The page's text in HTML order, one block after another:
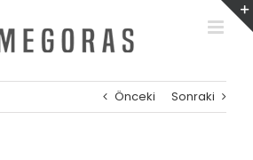
Önceki Sonraki